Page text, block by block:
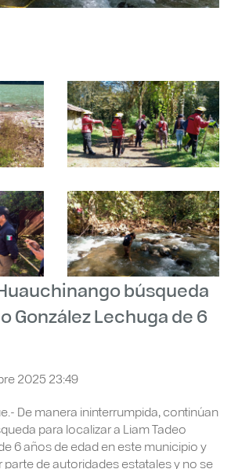
búsqueda
González Lechuga de 6
2025 23:49
De manera ininterrumpida, continúan
para localizar a Liam Tadeo
6 años de edad en este municipio y
parte de autoridades estatales y no se